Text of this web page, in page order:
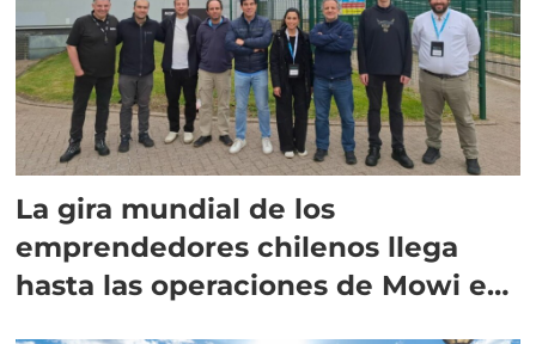
La gira mundial de los
emprendedores chilenos llega
hasta las operaciones de Mowi en